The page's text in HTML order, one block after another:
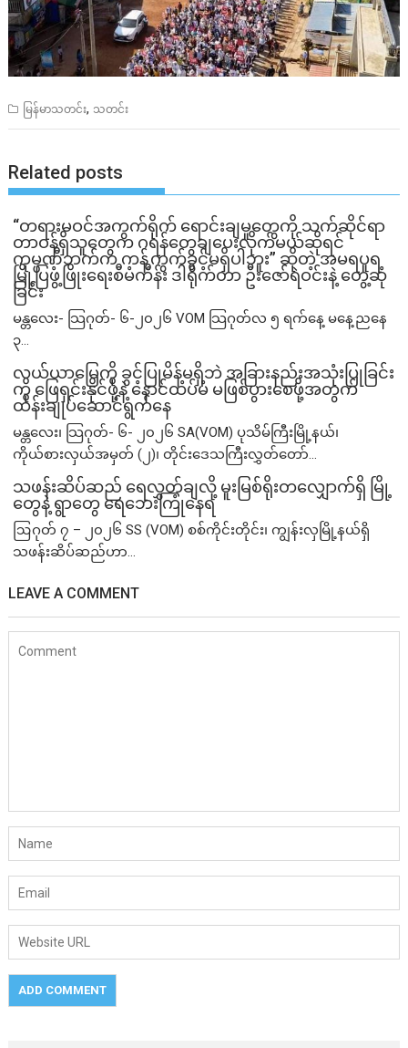
မြန်မာသတင်း, သတင်း
Related posts
“တရားမဝင်အကွက်ရိုက် ရောင်းချမှုတွေကို သက်ဆိုင်ရာ
တာဝန်ရှိသူတွေက ဂရန်တွေချပေးလိုက်မယ်ဆိုရင်
ကုမ္ပဏီဘက်က ကန့်ကွက်ခွင့်မရှိပါဘူး” ဆိုတဲ့ အမရပူရ
မြို့ပြဖွံ့ဖြိုးရေးစီမံကိန်း ဒါရိုက်တာ ဦးဇော်ရဲဝင်းနဲ့ တွေ့ဆုံ
ခြင်း
မန္တလေး- သြဂုတ်- ၆-၂၀၂၆ VOM သြဂုတ်လ ၅ ရက်နေ့ မနေ့ညနေ
၃...
လယ်ယာမြေကို ခွင့်ပြုမိန့်မရှိဘဲ အခြားနည်းအသုံးပြုခြင်း
ကို ဖြေရှင်းနိုင်ဖို့နဲ့ နောင်ထပ်မံ မဖြစ်ပွားစေဖို့အတွက်
ထိန်းချုပ်ဆောင်ရွက်နေ
မန္တလေး၊ သြဂုတ်- ၆- ၂၀၂၆ SA(VOM) ပုသိမ်ကြီးမြို့နယ်၊
ကိုယ်စားလှယ်အမှတ် (၂)၊ တိုင်းဒေသကြီးလွှတ်တော်...
သဖန်းဆိပ်ဆည် ရေလွှတ်ချလို့ မူးမြစ်ရိုးတလျှောက်ရှိ မြို့
တွေနဲ့ ရွာတွေ ရေဘေးကြုံနေရ
ဩဂုတ် ၇ – ၂၀၂၆ SS (VOM) စစ်ကိုင်းတိုင်း၊ ကျွန်းလှမြို့နယ်ရှိ
သဖန်းဆိပ်ဆည်ဟာ...
LEAVE A COMMENT